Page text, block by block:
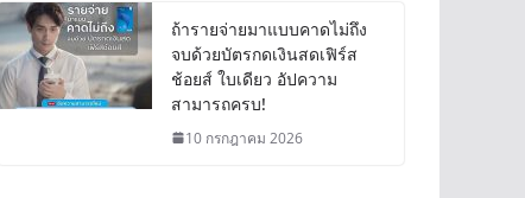
ถ้ารายจ่ายมาแบบคาดไม่ถึง
จบด้วยบัตรกดเงินสดเฟิร์ส
ช้อยส์ ใบเดียว อัปความ
สามารถครบ!
10 กรกฎาคม 2026